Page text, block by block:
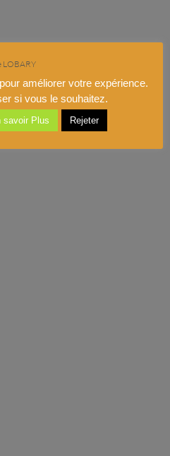
LOBARY
améliorer votre expérience.
si vous le souhaitez.
savoir Plus Rejeter